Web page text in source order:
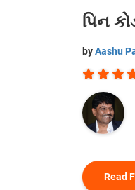
પિન
byAashu
Read